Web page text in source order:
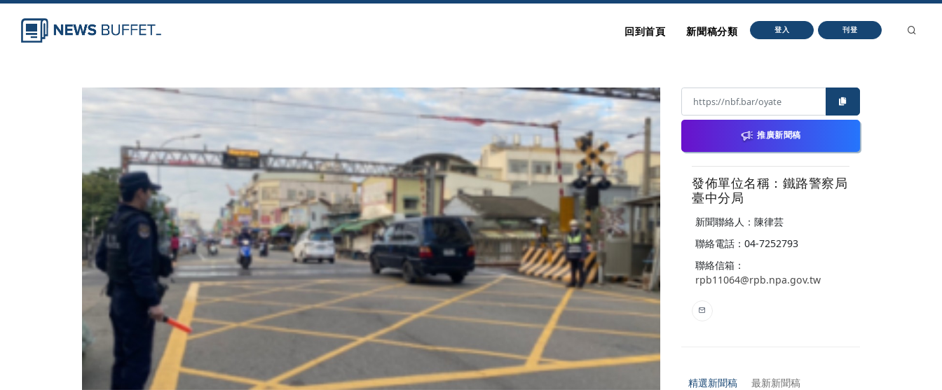
回到首頁 新聞稿分類 登入 刊登
推廣新聞稿
發佈單位名稱：鐵路警察局
臺中分局
新聞聯絡人：陳律芸
聯絡電話：04-7252793
聯絡信箱：
rpb11064@rpb.npa.gov.tw
精選新聞稿 最新新聞稿